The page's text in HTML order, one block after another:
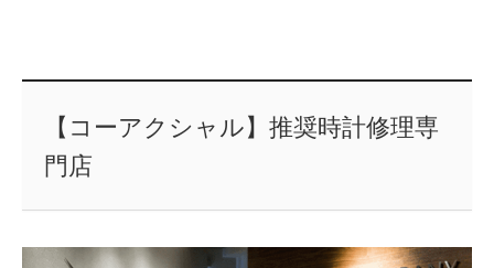
【コーアクシャル】推奨時計修理専
門店